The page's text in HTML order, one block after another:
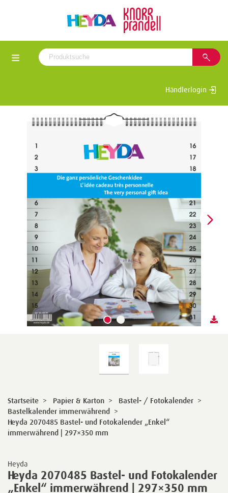
Händlerlogin
Heyda
Heyda 2070485 Bastel- und Fotokalender
„Enkel“ immerwährend | 297×350 mm
Startseite > Papier & Karton > Bastel- / Fotokalender >
Bastelkalender immerwährend
>
Heyda 2070485 Bastel- und Fotokalender „Enkel“
immerwährend | 297×350 mm